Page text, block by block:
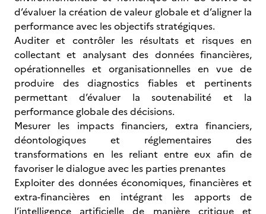
d’évaluer la création de valeur globale et d’aligner la
performance avec les objectifs stratégiques.
Auditer et contrôler les résultats et risques en
collectant et analysant des données financières,
opérationnelles et organisationnelles en vue de
produire des diagnostics fiables et pertinents
permettant d’évaluer la soutenabilité et la
performance globale des décisions.
Mesurer les impacts financiers, extra financiers,
déontologiques et réglementaires des
transformations en les reliant entre eux afin de
favoriser le dialogue avec les parties prenantes
Exploiter des données économiques, financières et
extra-financières en intégrant les apports de
l’intelligence artificielle de manière critique et